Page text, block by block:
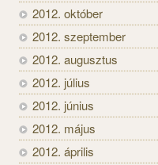
2012. október
2012. szeptember
2012. augusztus
2012. július
2012. június
2012. május
2012. április